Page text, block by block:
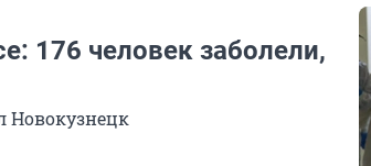
176 человек заболели,
Новокузнецк